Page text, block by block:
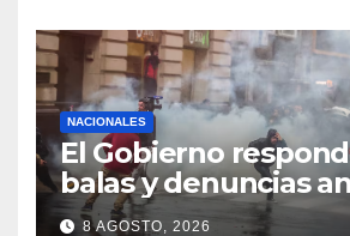
NACIONALES
El Gobierno
balas y denuncias
protesta
8 AGOSTO, 2026